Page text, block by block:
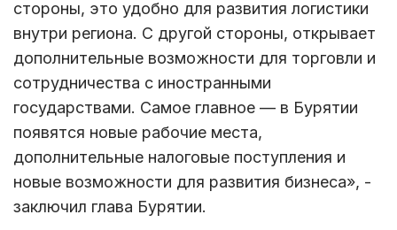
стороны, это удобно для развития логистики
внутри региона. С другой стороны, открывает
дополнительные возможности для торговли и
сотрудничества с иностранными
государствами. Самое главное — в Бурятии
появятся новые рабочие места,
дополнительные налоговые поступления и
новые возможности для развития бизнеса», -
заключил глава Бурятии.